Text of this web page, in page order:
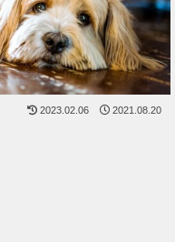
2023.02.06 2021.08.20